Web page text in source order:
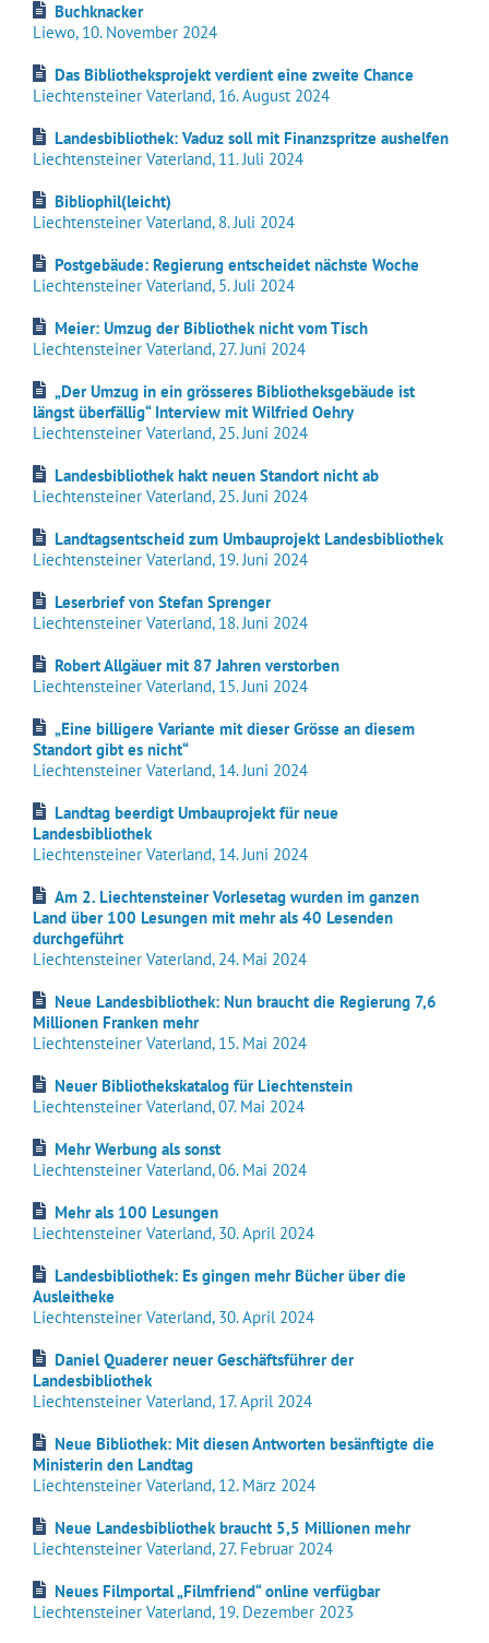
Buchknacker
Liewo, 10. November 2024
Das Bibliotheksprojekt verdient eine zweite Chance
Liechtensteiner Vaterland, 16. August 2024
Landesbibliothek: Vaduz soll mit Finanzspritze aushelfen
Liechtensteiner Vaterland, 11. Juli 2024
Bibliophil(leicht)
Liechtensteiner Vaterland, 8. Juli 2024
Postgebäude: Regierung entscheidet nächste Woche
Liechtensteiner Vaterland, 5. Juli 2024
Meier: Umzug der Bibliothek nicht vom Tisch
Liechtensteiner Vaterland, 27. Juni 2024
„Der Umzug in ein grösseres Bibliotheksgebäude ist
längst überfällig“ Interview mit Wilfried Oehry
Liechtensteiner Vaterland, 25. Juni 2024
Landesbibliothek hakt neuen Standort nicht ab
Liechtensteiner Vaterland, 25. Juni 2024
Landtagsentscheid zum Umbauprojekt Landesbibliothek
Liechtensteiner Vaterland, 19. Juni 2024
Leserbrief von Stefan Sprenger
Liechtensteiner Vaterland, 18. Juni 2024
Robert Allgäuer mit 87 Jahren verstorben
Liechtensteiner Vaterland, 15. Juni 2024
„Eine billigere Variante mit dieser Grösse an diesem
Standort gibt es nicht“
Liechtensteiner Vaterland, 14. Juni 2024
Landtag beerdigt Umbauprojekt für neue
Landesbibliothek
Liechtensteiner Vaterland, 14. Juni 2024
Am 2. Liechtensteiner Vorlesetag wurden im ganzen
Land über 100 Lesungen mit mehr als 40 Lesenden
durchgeführt
Liechtensteiner Vaterland, 24. Mai 2024
Neue Landesbibliothek: Nun braucht die Regierung 7,6
Millionen Franken mehr
Liechtensteiner Vaterland, 15. Mai 2024
Neuer Bibliothekskatalog für Liechtenstein
Liechtensteiner Vaterland, 07. Mai 2024
Mehr Werbung als sonst
Liechtensteiner Vaterland, 06. Mai 2024
Mehr als 100 Lesungen
Liechtensteiner Vaterland, 30. April 2024
Landesbibliothek: Es gingen mehr Bücher über die
Ausleitheke
Liechtensteiner Vaterland, 30. April 2024
Daniel Quaderer neuer Geschäftsführer der
Landesbibliothek
Liechtensteiner Vaterland, 17. April2024
Neue Bibliothek: Mit diesen Antworten besänftigte die
Ministerin den Landtag
Liechtensteiner Vaterland, 12. März 2024
Neue Landesbibliothek braucht 5,5 Millionen mehr
Liechtensteiner Vaterland, 27. Februar 2024
Neues Filmportal „Filmfriend“ online verfügbar
Liechtensteiner Vaterland, 19. Dezember 2023